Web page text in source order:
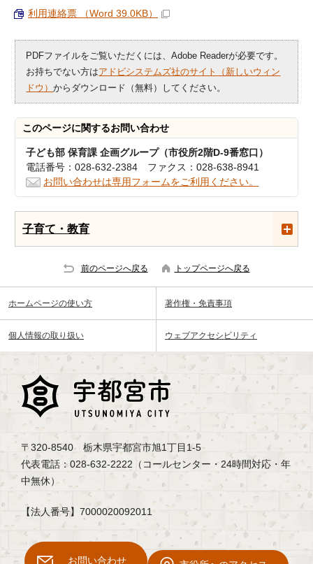
利用連絡票 （Word 39.0KB）
PDFファイルをご覧いただくには、Adobe Readerが必要です。
お持ちでない方はアドビシステムズ社のサイト（新しいウィン
ドウ）からダウンロード（無料）してください。
このページに関するお問い合わせ
子ども部 保育課 企画グループ（市役所2階D-9番窓口）
電話番号：028-632-2384 ファクス：028-638-8941
お問い合わせは専用フォームをご利用ください。
子育て・教育
前のページへ戻る トップページへ戻る
ホームページの使い方 著作権・免責事項
個人情報の取り扱い ウェブアクセシビリティ
〒320-8540 栃木県宇都宮市旭1丁目1-5
代表電話：028-632-2222（コールセンター・24時間対応・年
中無休）
【法人番号】7000020092011
お問い合わせ